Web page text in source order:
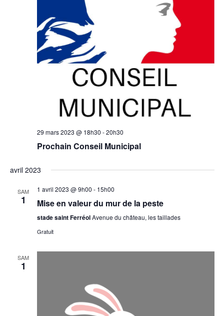
29 mars 2023 @ 18h30 -20h30
Prochain Conseil Municipal
avril 2023
SAM
1
1 avril 2023 @ 9h00 - 15h00
Mise en valeur du mur de la peste
stade saint FerréolAvenue du château, les taillades
Gratuit
SAM
1